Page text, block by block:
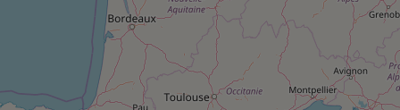
Complément
alimentaire
Assurance emprunteur
Petit électroménager -
Mutuelle